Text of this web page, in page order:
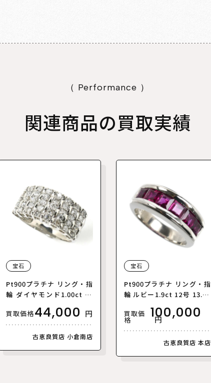
（ Performance ）
関連商品の買取実績
宝石
Pt900プラチナ リング・指
輪 ダイヤモンド1.00ct 12
古】【美品】
買取価格44,000 円
古恵良質店 小倉南店
宝石
Pt900プラチナ リング・指
輪 ルビー1.9ct 12号 13.5g
買取価
格 100,000
円
古恵良質店 本店